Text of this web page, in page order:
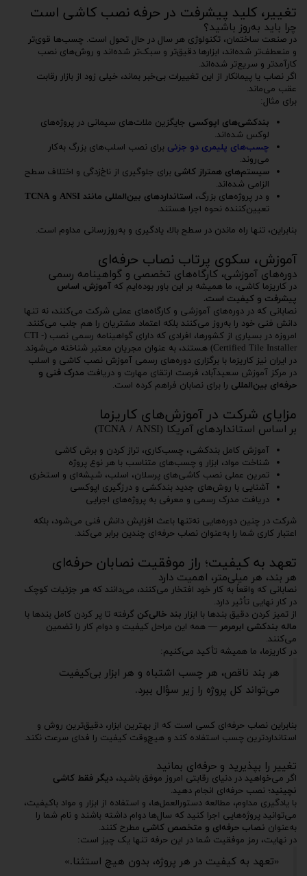
تغییر، کلید پیشرفت در حرفه نصب کاشی است
چرا باید به‌روز باشید؟
در صنعت ساختمان، تکنولوژی هر سال در حال تحول است. چسب‌ها قوی‌تر
و منعطف‌تر شده‌اند، ابزارها دقیق‌تر و سبک‌تر شده‌اند و روش‌های نصب
کارآمدتر و سریع‌تر شده‌اند.
اگر نصاب یا پیمانکار از این تغییرات بی‌خبر بماند، خیلی زود از بازار رقابت
عقب می‌ماند.
برای مثال:
بندکشی‌های اپوکسی جایگزین ملات‌های سیمانی در پروژه‌های
لوکس شده‌اند.
چسب‌های پلیمری دو جزئی برای نصب اسلب‌های بزرگ به‌کار
می‌روند.
سیستم‌های همتراز کاشی برای جلوگیری از ناخ‌زدگی و اختلاف سطح
الزامی شده‌اند.
و در پروژه‌های بزرگ، استانداردهای بین‌المللی مانند ANSI و TCNA
تعیین‌کننده نحوه اجرا هستند.
بنابراین، تنها راه ماندن در سطح بالا، یادگیری و به‌روزرسانی مداوم است.
آموزش، سکوی پرتاب نصاب حرفه‌ای
دوره‌های آموزشی، کارگاه‌های تخصصی و گواهینامه رسمی
در کاریزما کاشی، ما همیشه بر این باور بوده‌ایم که آموزش، اساس
پیشرفت و کیفیت است.
نصابانی که در دوره‌های آموزشی و کارگاه‌های عملی شرکت می‌کنند، نه تنها
دانش فنی خود را به‌روز می‌کنند بلکه اعتماد مشتریان را هم جلب می‌کنند.
امروزه در بسیاری از کشورها، افرادی که دارای گواهینامه رسمی نصب (CTI -
Certified Tile Installer) هستند، به عنوان مجریان معتبر شناخته می‌شوند.
در ایران نیز کاریزما با برگزاری دوره‌های رسمی آموزش نصب کاشی و اسلب
در مرکز آموزش سعیدآباد، فرصت ارتقای مهارت و دریافت مدرک فنی و
حرفه‌ای بین‌المللی را برای نصابان فراهم کرده است.
مزایای شرکت در آموزش‌های کاریزما
بر اساس استانداردهای آمریکا (TCNA / ANSI)
آموزش کامل بندکشی، چسب‌کاری، تراز کردن و برش کاشی
شناخت مواد، ابزار و چسب‌های متناسب با هر نوع پروژه
تمرین عملی نصب کاشی‌های پرسلان، اسلب، شیشه‌ای و استخری
آشنایی با روش‌های جدید بندکشی و درزگیری اپوکسی
دریافت مدرک رسمی و معرفی به پروژه‌های اجرایی
شرکت در چنین دوره‌هایی نه‌تنها باعث افزایش دانش فنی می‌شود، بلکه
اعتبار کاری شما را به‌عنوان نصاب حرفه‌ای چندین برابر می‌کند.
تعهد به کیفیت؛ راز موفقیت نصابان حرفه‌ای
هر بند، هر میلی‌متر، اهمیت دارد
نصابانی که واقعاً به کار خود افتخار می‌کنند، می‌دانند که هر جزئیات کوچک
در کار نهایی تأثیر دارد.
از تمیز کردن دقیق بندها با ابزار بند خالی‌کن گرفته تا پر کردن کامل بندها با
ماله بندکشی ابرمرمر — همه این مراحل کیفیت و دوام کار را تضمین
می‌کنند.
در کاریزما، ما همیشه تأکید می‌کنیم:
هر بند ناقص، هر چسب اشتباه و هر ابزار بی‌کیفیت
می‌تواند کل پروژه را زیر سؤال ببرد.
بنابراین نصاب حرفه‌ای کسی است که از بهترین ابزار، دقیق‌ترین روش و
استانداردترین چسب استفاده کند و هیچ‌وقت کیفیت را فدای سرعت نکند.
تغییر را بپذیرید و حرفه‌ای بمانید
اگر می‌خواهید در دنیای رقابتی امروز موفق باشید، دیگر فقط کاشی
نچینید؛ نصب حرفه‌ای انجام دهید.
با یادگیری مداوم، مطالعه دستورالعمل‌ها، و استفاده از ابزار و مواد باکیفیت،
می‌توانید پروژه‌هایی اجرا کنید که سال‌ها دوام داشته باشند و نام شما را
به‌عنوان نصاب حرفه‌ای و متخصص کاشی مطرح کنند.
در نهایت، رمز موفقیت شما در این حرفه تنها یک چیز است:
«تعهد به کیفیت در هر پروژه، بدون هیچ استثنا.»